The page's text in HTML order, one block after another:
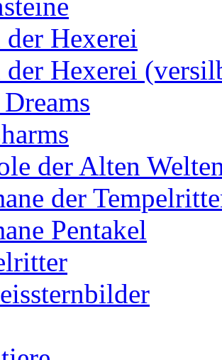
Hexerei
Hexerei
der Alten
der
Pentakel